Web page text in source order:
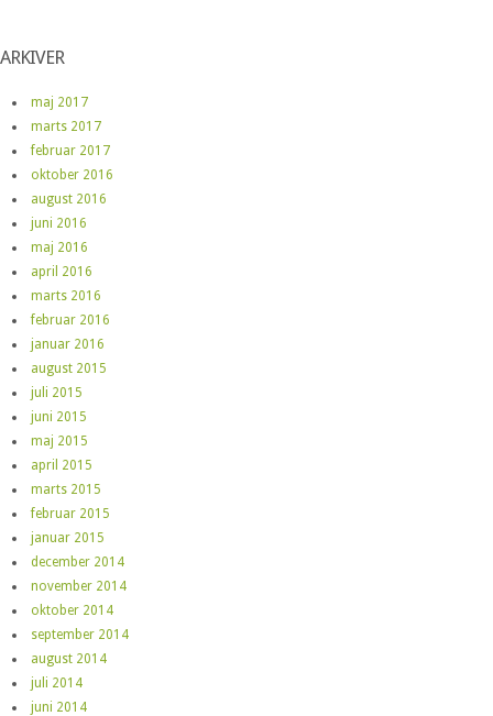
ARKIVER
maj 2017
marts 2017
februar 2017
oktober 2016
august 2016
juni 2016
maj 2016
april 2016
marts 2016
februar 2016
januar 2016
august 2015
juli 2015
juni 2015
maj 2015
april 2015
marts 2015
februar 2015
januar 2015
december 2014
november 2014
oktober 2014
september 2014
august 2014
juli 2014
juni 2014